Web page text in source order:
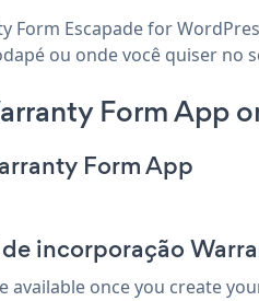
Form Escapade for
ou onde você quiser no
Form App
Form App
incorporação
available once you create